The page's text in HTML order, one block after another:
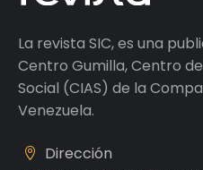
La revista SIC, es una
Centro Gumilla, Centro
Social (CIAS) de la
Venezuela.
Dirección